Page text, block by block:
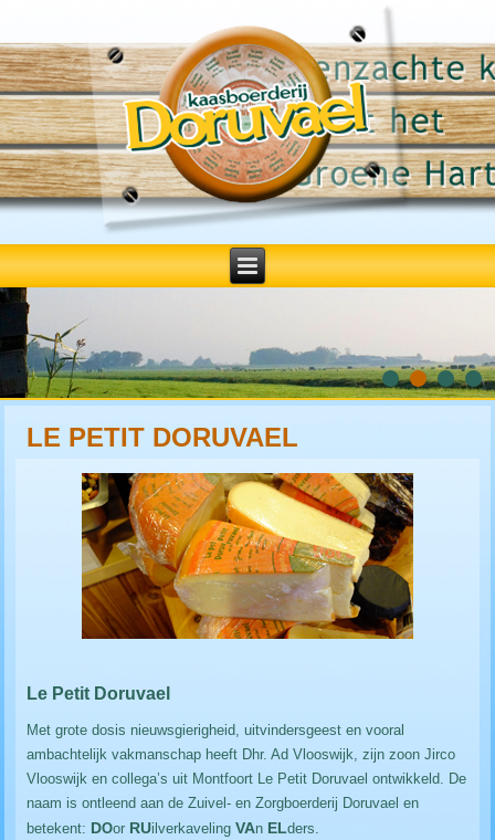
LE PETIT DORUVAEL
Le Petit Doruvael
Met grote dosis nieuwsgierigheid, uitvindersgeest en vooral
ambachtelijk vakmanschap heeft Dhr. Ad Vlooswijk, zijn zoon Jirco
Vlooswijk en collega’s uit Montfoort Le Petit Doruvael ontwikkeld. De
naam is ontleend aan de Zuivel- en Zorgboerderij Doruvael en
betekent: DOor RUilverkavelingVAn ELders.